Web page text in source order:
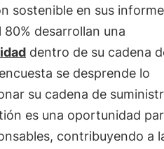
sostenible en sus
desarrollan una
dentro de su cadena
se desprende lo
su cadena de
es una oportunidad
contribuyendo a